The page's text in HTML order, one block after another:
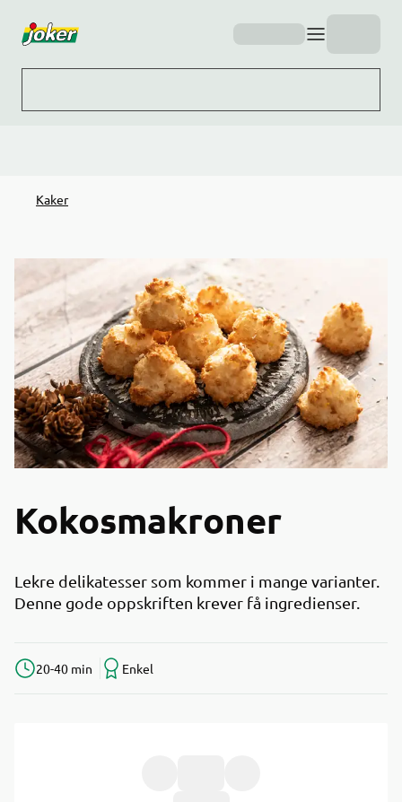
Kaker
Kokosmakroner
Lekre delikatesser som kommer i mange varianter.
Denne gode oppskriften krever få ingredienser.
20-40 min Enkel